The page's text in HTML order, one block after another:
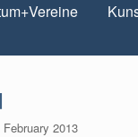
2013